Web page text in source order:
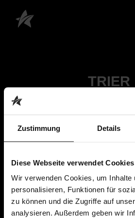
Zustimmung Details
Diese Webseite verwendet Cookies
Wir verwenden Cookies, um Inhalte
personalisieren, Funktionen für
zu können und die Zugriffe auf
analysieren. Außerdem geben wir
TRIER